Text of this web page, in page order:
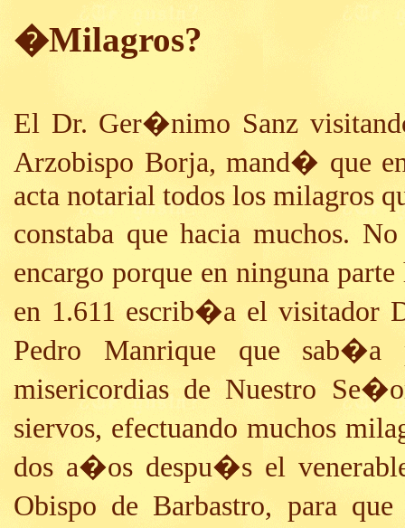
�Milagros?
El Dr. Ger�nimo Sanz
Arzobispo Borja, mand� que
acta notarial todos los milagros
constaba que hacia muchos.
encargo porque en ninguna
en 1.611 escrib�a el visitador
Pedro Manrique que sab�a
misericordias de Nuestro
siervos, efectuando muchos
dos a�os despu�s el
Obispo de Barbastro, para